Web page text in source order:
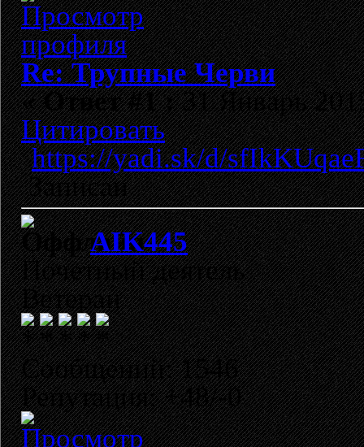
Re: Трупные Черви
«Ответ #1 :31 Январь
Цитировать
https://yadi.sk/d/
Записан
AIK445
Почетный деятель
Ветеран
Сообщений: 1546
Репутация: +48/-0